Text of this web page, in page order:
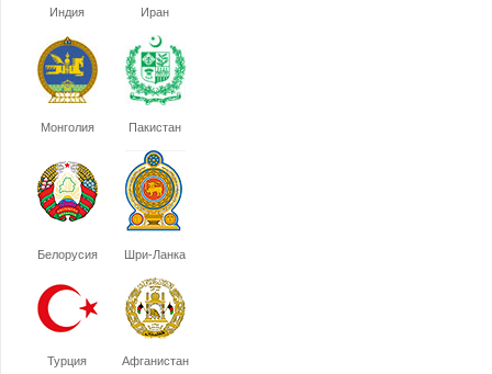
Индия Иран
Монголия Пакистан
Белорусия Шри-Ланка
Турция Афганистан